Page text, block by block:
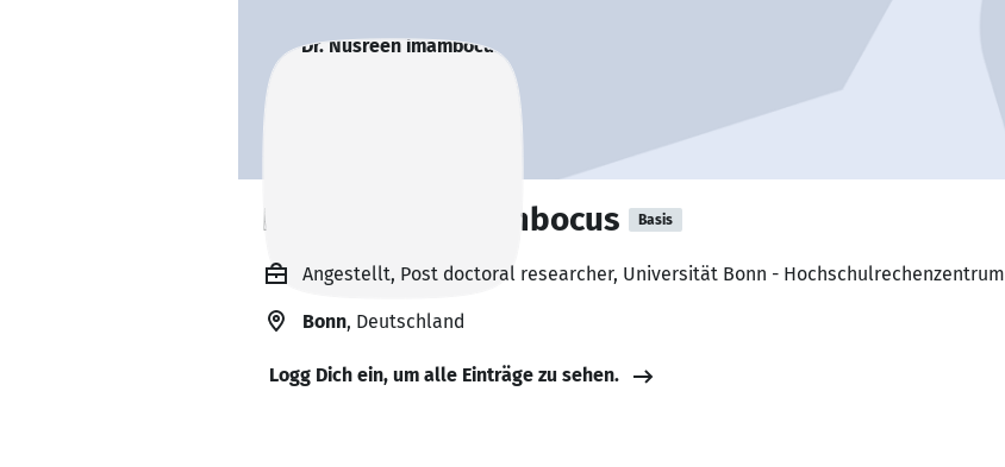
Dr. Nusreen imambocus Basis
Angestellt, Post doctoral researcher, Universität Bonn - Hochschulrechenzentrum
Bonn, Deutschland
Logg Dich ein, um alle Einträge zu sehen.